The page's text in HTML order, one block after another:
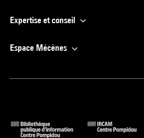
Expertise et conseil
Espace Mécènes